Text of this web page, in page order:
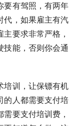
要有驾照，有两年
代，如果雇主有汽
要求非常严格，
技能，否则你会通
培训，让保镖有机
的人都需要支付培
要支付培训费，